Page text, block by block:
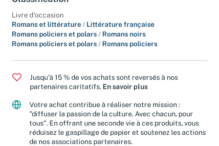
Classification
Livre d'occasion
Romans et littérature/Littérature française
Romans policiers et polars / Romans noirs
Jusqu'à 15 % de vos achats sont reversés à nos
partenaires caritatifs.
En savoir plus
Votre achat contribue à réaliser notre mission :
"diffuser la passion de la culture. Avec chacun, pour
tous". En offrant une seconde vie à ces produits, vous
réduisez le gaspillage de papier et soutenez les actions